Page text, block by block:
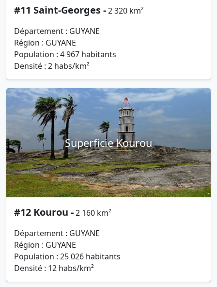
#11 Saint-Georges -2 320 km²
Département : GUYANE
Région : GUYANE
Population : 4 967 habitants
Densité : 2 habs/km²
Superficie Kourou
#12 Kourou -2 160 km²
Département : GUYANE
Région : GUYANE
Population : 25 026 habitants
Densité : 12 habs/km²